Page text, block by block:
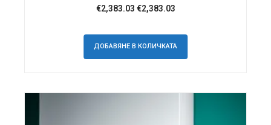
€2,383.03 €2,383.03
ДОБАВЯНЕ В КОЛИЧКАТА